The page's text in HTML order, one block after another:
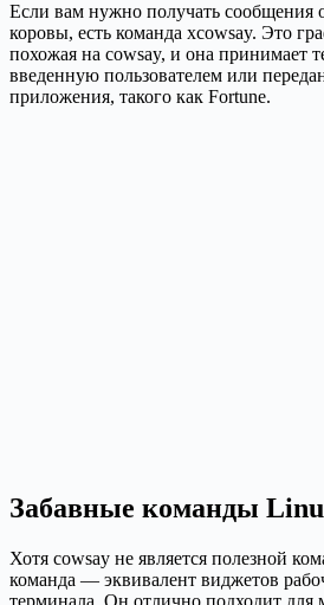
Если вам нужно получать сообщения
коровы, есть команда xcowsay. Это
похожая на cowsay, и она принимает
введенную пользователем или
приложения, такого как Fortune.
Забавные команды
Хотя cowsay не является полезной
команда — эквивалент виджетов
терминала. Он отлично подходит для